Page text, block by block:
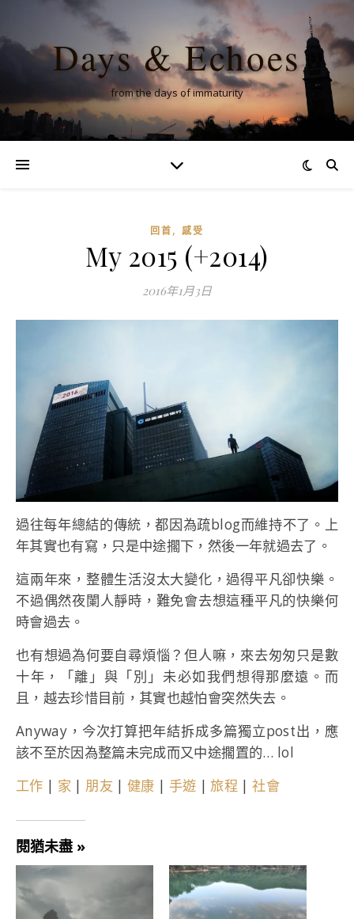
Days & Echoes
from the days of immaturity
回首, 感受
My 2015 (+2014)
2016年1月3日
過往每年總結的傳統，都因為疏blog而維持不了。上
年其實也有寫，只是中途擱下，然後一年就過去了。
這兩年來，整體生活沒太大變化，過得平凡卻快樂。
不過偶然夜闌人靜時，難免會去想這種平凡的快樂何
時會過去。
也有想過為何要自尋煩惱？但人嘛，來去匆匆只是數
十年，「離」與「別」未必如我們想得那麼遠。而
且，越去珍惜目前，其實也越怕會突然失去。
Anyway，今次打算把年結拆成多篇獨立post出，應
該不至於因為整篇未完成而又中途擱置的… lol
工作 | 家 | 朋友 | 健康 | 手遊 | 旅程 |社會
閱猶未盡 »